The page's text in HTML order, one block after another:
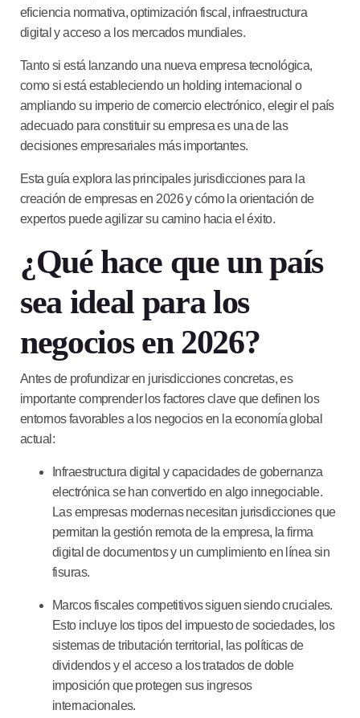
eficiencia normativa, optimización fiscal, infraestructura
digital y acceso a los mercados mundiales.
Tanto si está lanzando una nueva empresa tecnológica,
como si está estableciendo un holding internacional o
ampliando su imperio de comercio electrónico, elegir el país
adecuado para constituir su empresa es una de las
decisiones empresariales más importantes.
Esta guía explora las principales jurisdicciones para la
creación de empresas en 2026 y cómo la orientación de
expertos puede agilizar su camino hacia el éxito.
¿Qué hace que un país
sea ideal para los
negocios en 2026?
Antes de profundizar en jurisdicciones concretas, es
importante comprender los factores clave que definen los
entornos favorables a los negocios en la economía global
actual:
Infraestructura digital y capacidades de gobernanza
electrónica se han convertido en algo innegociable.
Las empresas modernas necesitan jurisdicciones que
permitan la gestión remota de la empresa, la firma
digital de documentos y un cumplimiento en línea sin
fisuras.
Marcos fiscales competitivossiguen siendo cruciales.
Esto incluye los tipos del impuesto de sociedades, los
sistemas de tributación territorial, las políticas de
dividendos y el acceso a los tratados de doble
imposición que protegen sus ingresos
internacionales.